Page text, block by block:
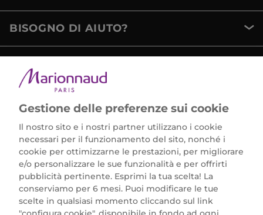
BISOGNO DI AIUTO?
Marionnaud Parfumeries Italia S.r.l.
Largo Fiera Milano 5, 20017 Rho (MI)
REA Milano 1650024 con P.IVA 13425220152.
SCARICA LA NOSTRA APP
Gestione delle preferenze sui cookie
Il nostro sito e i nostri partner utilizzano i cookie
necessari per il funzionamento del sito, nonché i
cookie per ottimizzarne le prestazioni, per migliorare
e/o personalizzare le sue funzionalità e per offrirti
pubblicità pertinente. Esprimi la tua scelta! La
conserviamo per 6 mesi. Puoi modificare le tue
scelte in qualsiasi momento cliccando sul link